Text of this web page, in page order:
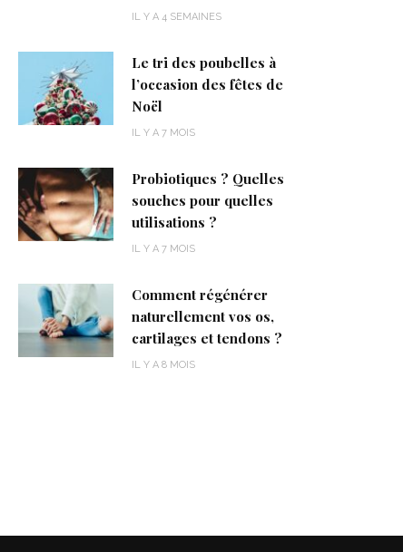
IL Y A 4 SEMAINES
Le tri des poubelles à
l’occasion des fêtes de
Noël
IL Y A 7 MOIS
Probiotiques ? Quelles
souches pour quelles
utilisations ?
IL Y A 7 MOIS
Comment régénérer
naturellement vos os,
cartilages et tendons ?
IL Y A 8 MOIS